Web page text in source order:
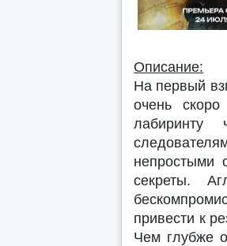
Описание:
На первый
очень
лабиринту
непростыми
секреты.
привести к
Чем глубже